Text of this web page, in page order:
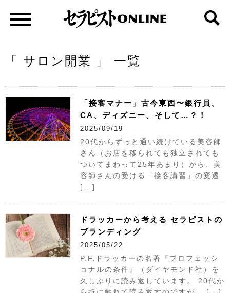
「 サロン開業 」 一覧
「接客マナー」古今東西〜銀行員、
CA、ディズニー、そして…？！
2025/09/19
20代からずっと通い続けている美容師
さん（お店を移られても独立されても
ついてまわって25年あまり）から、美
容師さんの受ける「接客講習」の変遷
[...]
ドラッカーから考える セラピストの
ブランディング
2025/05/22
P.F.ドラッカーの名著『プロフェッシ
ョナルの条件』（ダイヤモンド社）を
久しぶりに読み返しています。 20代か